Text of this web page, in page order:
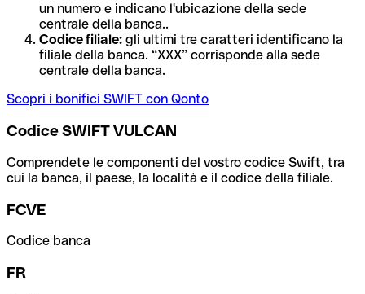
un numero e indicano l'ubicazione della sede
centrale della banca..
Codice filiale: gli ultimi tre caratteri identificano la
filiale della banca. “XXX” corrisponde alla sede
centrale della banca.
Scopri i bonifici SWIFT con Qonto
Codice SWIFT VULCAN
Comprendete le componenti del vostro codice Swift, tra
cui la banca, il paese, la località e il codice della filiale.
FCVE
Codice banca
FR